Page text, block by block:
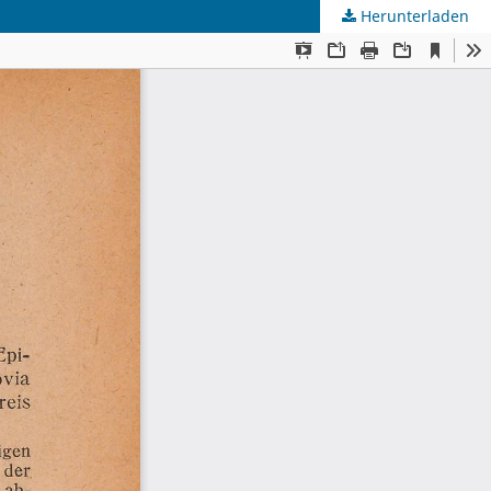
Herunterladen